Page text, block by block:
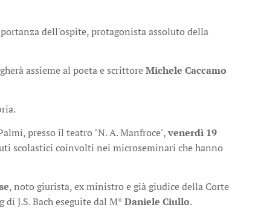
dell'ospite, protagonista assoluto della
assieme al poeta e scrittoreMichele Caccamo
presso il teatro "N. A. Manfroce",venerdì 19
scolastici coinvolti nei microseminari che hanno
, noto giurista, ex ministro e già giudice della Corte
J.S. Bach eseguite dal M° Daniele Ciullo.